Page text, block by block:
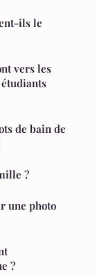
ils le
vers les
de bain de
?
une photo
?